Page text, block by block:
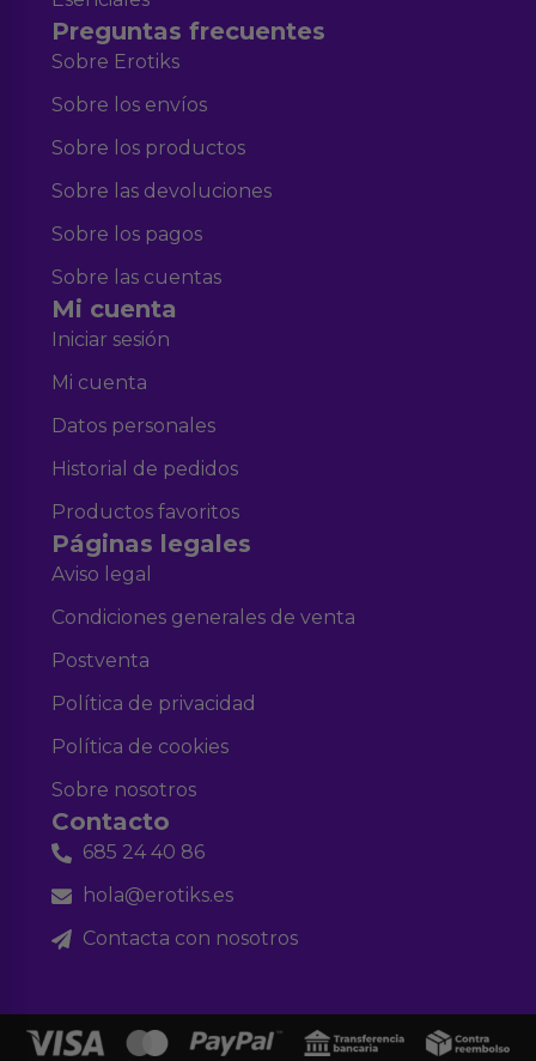
Preguntas frecuentes
Sobre Erotiks
Sobre los envíos
Sobre los productos
Sobre las devoluciones
Sobre los pagos
Sobre las cuentas
Mi cuenta
Iniciar sesión
Mi cuenta
Datos personales
Historial de pedidos
Productos favoritos
Páginas legales
Aviso legal
Condiciones generales de venta
Postventa
Política de privacidad
Política de cookies
Sobre nosotros
Contacto
685 24 40 86
hola@erotiks.es
Contacta con nosotros